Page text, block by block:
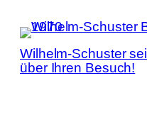
Inhalt
springen
Wilhelm-Schuster
über Ihren Besuch!